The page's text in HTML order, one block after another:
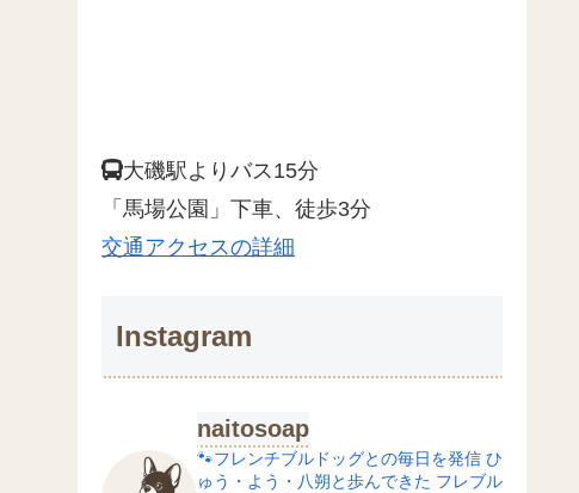
大磯駅よりバス15分
「馬場公園」下車、徒歩3分
交通アクセスの詳細
Instagram
naitosoap
🐾フレンチブルドッグとの毎日を発信 ひ
ゅう・よう・八朔と歩んできた フレブル